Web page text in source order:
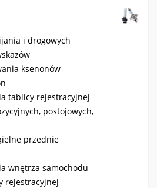
i drogowych
ksenonów
tablicy rejestracyjnej
postojowych,
przednie
wnętrza samochodu
rejestracyjnej